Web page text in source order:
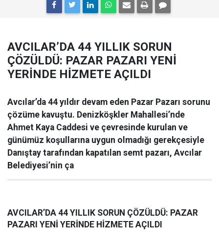
AVCILAR’DA 44 YILLIK SORUN
ÇÖZÜLDÜ: PAZAR PAZARI YENİ
YERİNDE HİZMETE AÇILDI
Avcılar’da 44 yıldır devam eden Pazar Pazarı sorunu
çözüme kavuştu. Denizköşkler Mahallesi’nde
Ahmet Kaya Caddesi ve çevresinde kurulan ve
günümüz koşullarına uygun olmadığı gerekçesiyle
Danıştay tarafından kapatılan semt pazarı, Avcılar
Belediyesi’nin ça
AVCILAR’DA 44 YILLIK SORUN ÇÖZÜLDÜ: PAZAR
PAZARI YENİ YERİNDE HİZMETE AÇILDI